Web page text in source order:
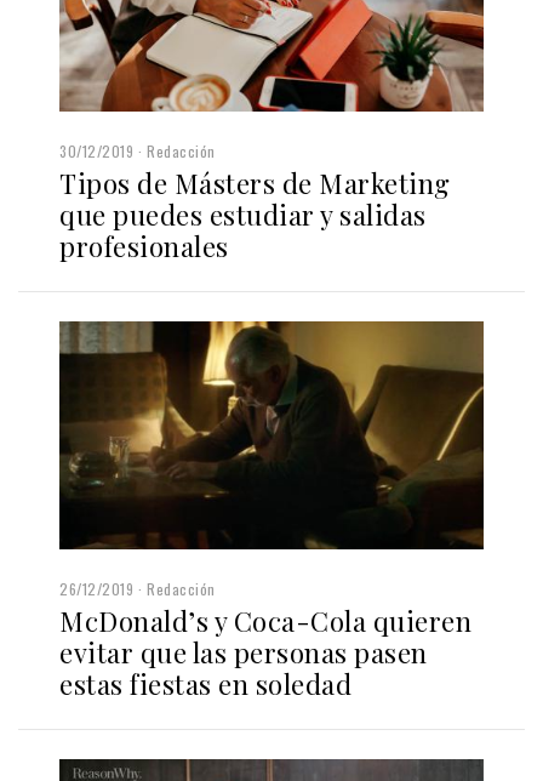
30/12/2019 Redacción
Tipos de Másters de Marketing
que puedes estudiar y salidas
profesionales
26/12/2019 Redacción
McDonald’s y Coca-Cola quieren
evitar que las personas pasen
estas fiestas en soledad